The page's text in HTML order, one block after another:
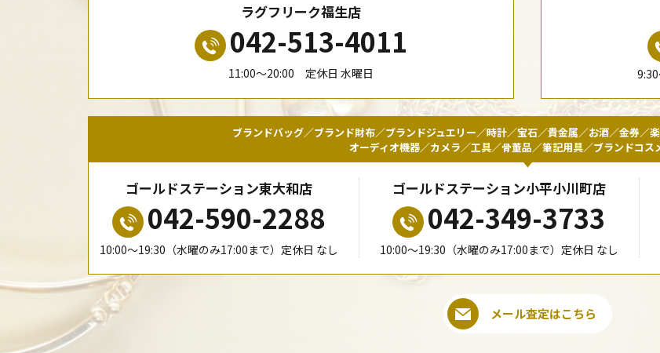
ラグフリーク福生店
042-513-4011
11:00〜20:00 定休日 水曜日
ブランドバッグ／ブランド財布／ブランドジュエリー／時計／宝石／貴金属／お酒／金券／
オーディオ機器／カメラ／工具／骨董品／筆記用具／ブランドコス
ゴールドステーション東大和店
042-590-2288
10:00〜19:30（水曜のみ17:00まで）定休日 なし
ゴールドステーション小平小川町店
042-349-3733
10:00〜19:30（水曜のみ17:00まで）定休日 なし
メール査定はこちら